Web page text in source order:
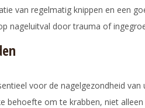
van regelmatig knippen en een
nageluitval door trauma of
voor de nagelgezondheid van
behoefte om te krabben, niet